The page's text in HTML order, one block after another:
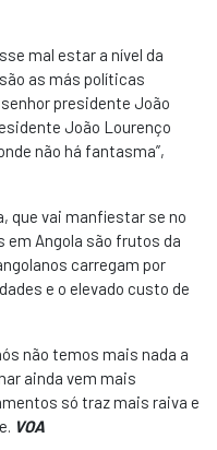
mal estar a nível da
as más políticas
presidente João
João Lourenço
não há fantasma”,
que vai manfiestar se no
em Angola são frutos da
carregam por
e o elevado custo de
não temos mais nada a
ainda vem mais
só traz mais raiva e
VOA